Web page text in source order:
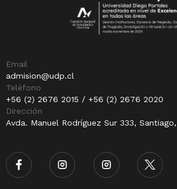
Email
admision@udp.cl
Teléfono
+56 (2) 2676 2015 / +56 (2) 2676 2020
Dirección
Avda. Manuel Rodríguez Sur 333,